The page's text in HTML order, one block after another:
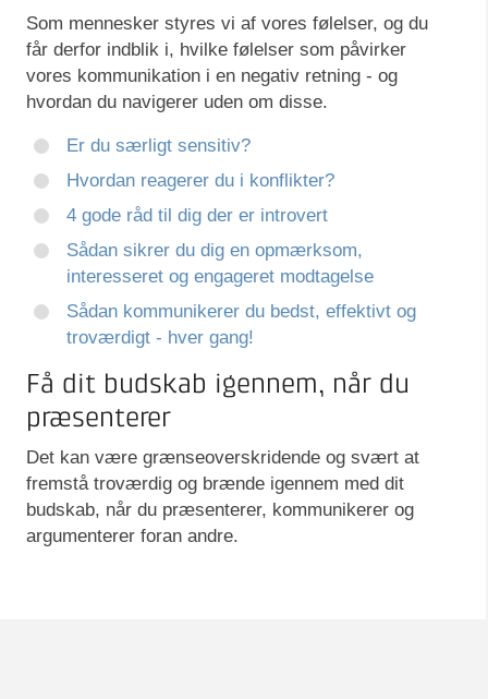
Som mennesker styres vi af vores følelser, og du
får derfor indblik i, hvilke følelser som påvirker
vores kommunikation i en negativ retning - og
hvordan du navigerer uden om disse.
Er du særligt sensitiv?
Hvordan reagerer du i konflikter?
4 gode råd til dig der er introvert
Sådan sikrer du dig en opmærksom,
interesseret og engageret modtagelse
Sådan kommunikerer du bedst, effektivt og
troværdigt - hver gang!
Få dit budskab igennem, når du
præsenterer
Det kan være grænseoverskridende og svært at
fremstå troværdig og brænde igennem med dit
budskab, når du præsenterer, kommunikerer og
argumenterer foran andre.